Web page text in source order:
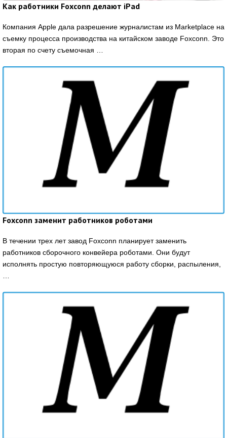
Как работники Foxconn делают iPad
Компания Apple дала разрешение журналистам из Marketplace на
съемку процесса производства на китайском заводе Foxconn. Это
вторая по счету съемочная …
Foxconn заменит работников роботами
В течении трех лет завод Foxconn планирует заменить
работников сборочного конвейера роботами. Они будут
исполнять простую повторяющуюся работу сборки, распыления,